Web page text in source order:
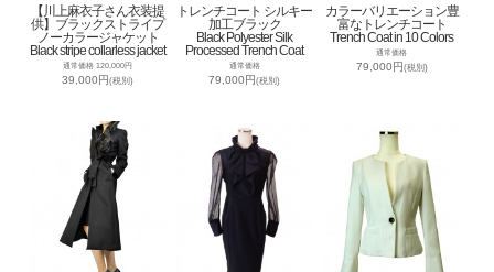
【川上麻衣子さん衣装提
供】ブラックストライプ
ノーカラージャケット
Black stripe collarless jacket
通常価格 120,000円
39,000円(税別)
トレンチコート シルキー
加工ブラック
Black Polyester Silk
Processed Trench Coat
通常価格
79,000円(税別)
カラーバリエーション豊
富なトレンチコート
Trench Coat in 10 Colors
通常価格
79,000円(税別)